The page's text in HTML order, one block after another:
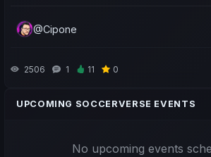
🧠 ¡Un enorme reconocimiento y respeto
🆕 ¿Qué incluye esta nueva versión?
bueno que ya conocías.
@Cipone
2506 1 11 0
UPCOMING SOCCERVERSE EVENTS
No upcoming events